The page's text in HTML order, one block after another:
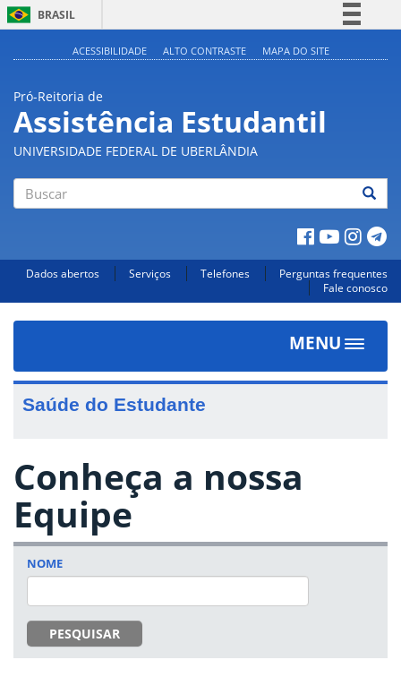
BRASIL
Acesso à informação
Legislação
Canais
ACESSIBILIDADE ALTO CONTRASTE MAPA DO SITE
Pró-Reitoria de
Assistência Estudantil
UNIVERSIDADE FEDERAL DE UBERLÂNDIA
Dados abertos Serviços Telefones
Perguntas frequentes
Fale conosco
MENU
Toggle
Saúde do Estudante
Conheça a nossa
Equipe
NOME
PESQUISAR